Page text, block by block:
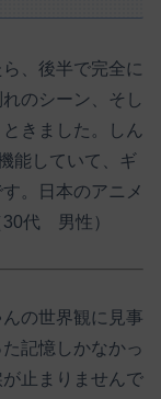
、後半で完全に
のシーン、そし
きました。しん
能していて、ギ
。日本のアニメ
30代 男性）
の世界観に見事
記憶しかなかっ
止まりませんで